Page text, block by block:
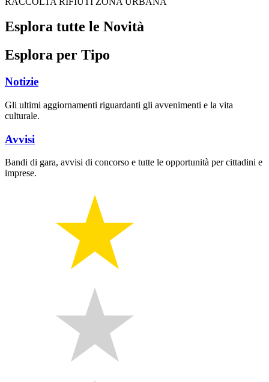
Esplora tutte le Novità
Esplora per Tipo
Notizie
Gli ultimi aggiornamenti riguardanti gli avvenimenti e la vita
culturale.
Avvisi
Bandi di gara, avvisi di concorso e tutte le opportunità per cittadini e
imprese.